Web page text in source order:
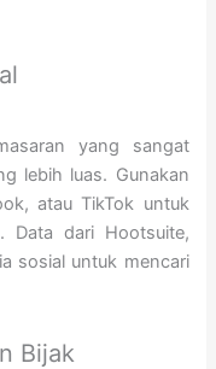
yang sangat
lebih luas. Gunakan
atau TikTok untuk
Data dari Hootsuite,
sosial untuk mencari
Bijak